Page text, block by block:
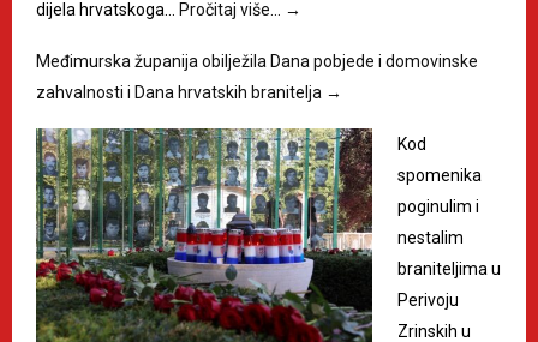
dijela hrvatskoga…
Pročitaj više… →
Međimurska županija obilježila Dana pobjede i domovinske
zahvalnosti i Dana hrvatskih branitelja →
Kod
spomenika
poginulim i
nestalim
braniteljima u
Perivoju
Zrinskih u